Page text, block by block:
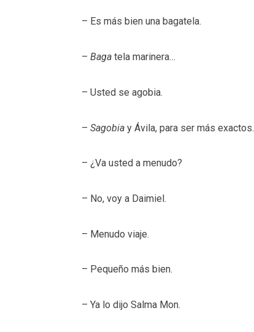
– Es más bien una bagatela.
– Baga tela marinera…
– Usted se agobia.
– Sagobia y Ávila, para ser más exactos.
– ¿Va usted a menudo?
– No, voy a Daimiel.
– Menudo viaje.
– Pequeño más bien.
– Ya lo dijo Salma Mon.